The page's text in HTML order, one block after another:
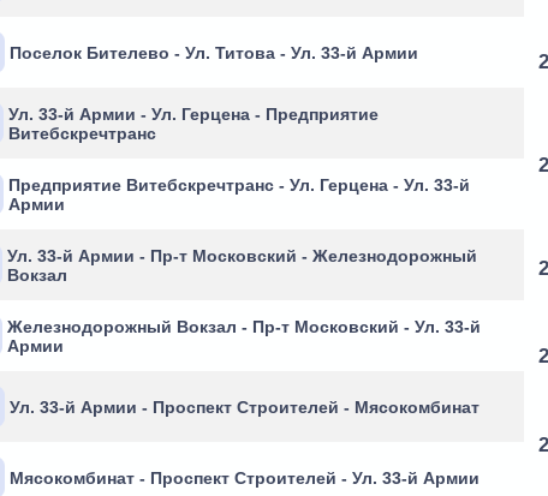
Поселок Бителево - Ул. Титова - Ул. 33-й Армии
Ул. 33-й Армии - Ул. Герцена - Предприятие
Витебскречтранс
Предприятие Витебскречтранс - Ул. Герцена - Ул. 33-й
Армии
Ул. 33-й Армии - Пр-т Московский - Железнодорожный
Вокзал
Железнодорожный Вокзал - Пр-т Московский - Ул. 33-й
Армии
Ул. 33-й Армии - Проспект Строителей - Мясокомбинат
Мясокомбинат - Проспект Строителей - Ул. 33-й Армии